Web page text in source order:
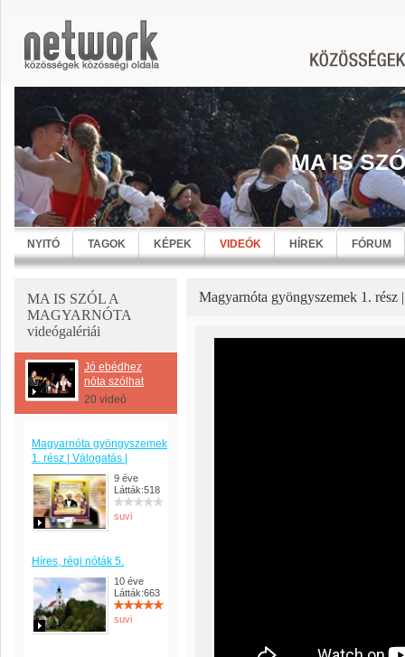
MA IS
NYITÓ TAGOK KÉPEK VIDEÓK HÍREK FÓRUM
MA IS SZÓL A
MAGYARNÓTA
videógalériái
Jó ebédhez
nóta szólhat
20 videó
Magyarnóta gyöngyszemek
1. rész | Válogatás |
9 éve
Látták:518
suvi
Híres, régi nóták 5.
10 éve
Látták:663
suvi
Magyarnóta gyöngyszemek 1. rész